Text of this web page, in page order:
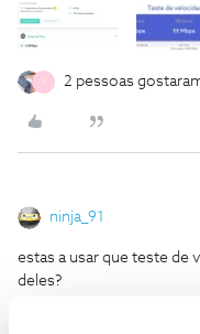
V 2 pessoas
ninja_91
estas a usar que teste de
deles?